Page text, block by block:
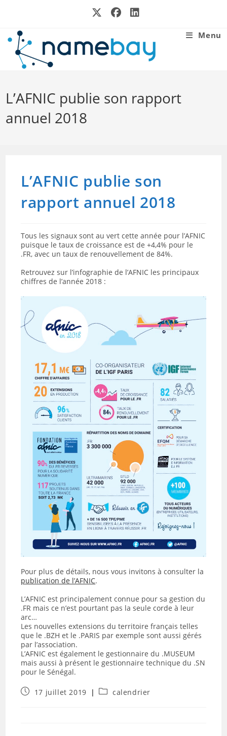
Menu
L’AFNIC publie son rapport
annuel 2018
L’AFNIC publie son
rapport annuel 2018
Tous les signaux sont au vert cette année pour l’AFNIC
puisque le taux de croissance est de +4,4% pour le
.FR, avec un taux de renouvellement de 84%.
Retrouvez sur l’infographie de l’AFNIC les principaux
chiffres de l’année 2018 :
Pour plus de détails, nous vous invitons à consulter la
publication de l’AFNIC.
L’AFNIC est principalement connue pour sa gestion du
.FR mais ce n’est pourtant pas la seule corde à leur
arc…
Les nouvelles extensions du territoire français telles
que le .BZH et le .PARIS par exemple sont aussi gérés
par l’association.
L’AFNIC est également le gestionnaire du .MUSEUM
mais aussi à présent le gestionnaire technique du .SN
pour le Sénégal.
Publication
17 juillet 2019
Postcalendrier